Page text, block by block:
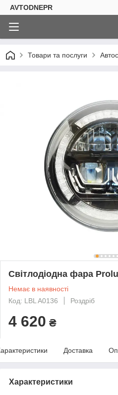
AVTODNEPR
Товари та послуги
Світлодіодна фара
Немає в наявності
Код: LBL A0136
Роздріб
4 620 ₴
Доставка
Характеристики